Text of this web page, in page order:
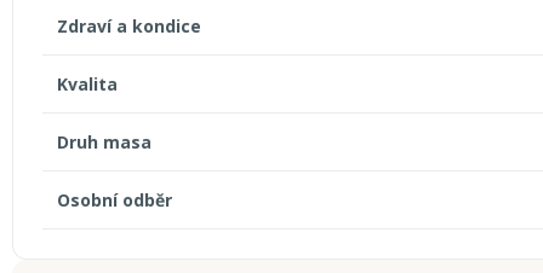
Zdraví a kondice
Kvalita
Druh masa
Osobní odběr